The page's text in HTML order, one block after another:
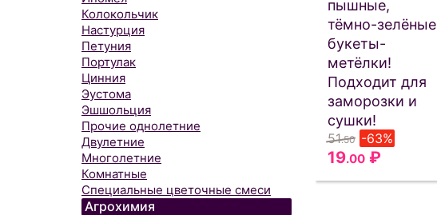
Колокольчик
Настурция
Петуния
Портулак
Цинния
Эустома
Эшшольция
Прочие однолетние
Двулетние
Многолетние
Комнатные
Специальные цветочные смеси
Агрохимия
пышные,
тёмно-зелёные
букеты-
метёлки!
Подходит для
заморозки и
сушки!
51.50 -63%
19.00₽